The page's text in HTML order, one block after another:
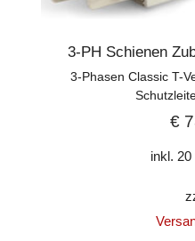
3-PH Schienen
3-Phasen Classic T-
€
inkl.